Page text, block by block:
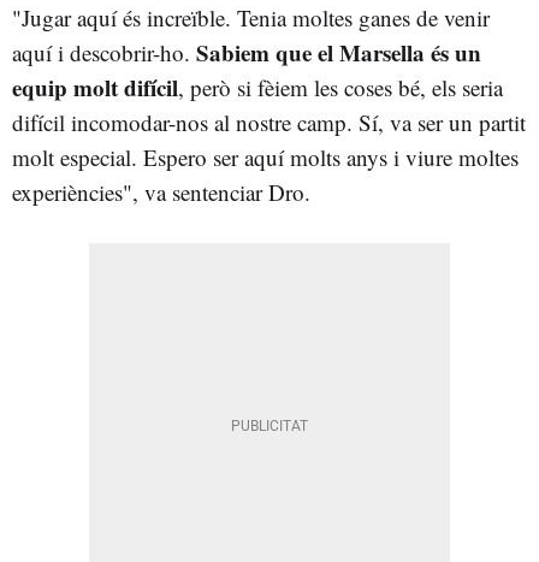
"Jugar aquí és increïble. Tenia moltes ganes de venir
aquí i descobrir-ho. Sabiem que el Marsella és un
equip molt difícil, però si fèiem les coses bé, els seria
difícil incomodar-nos al nostre camp. Sí, va ser un partit
molt especial. Espero ser aquí molts anys i viure moltes
experiències", va sentenciar Dro.